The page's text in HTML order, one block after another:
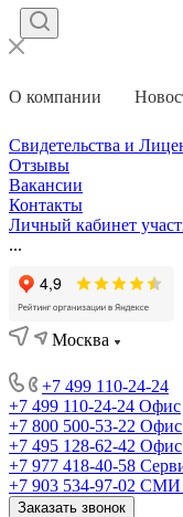
О компании
Свидетельства и
Отзывы
Вакансии
Контакты
Личный кабинет
...
Москва
+7 499 110-24-24
+7 499 110-24-24 Офис
+7 800 500-53-22 Офис
+7 495 128-62-42 Офис
+7 977 418-40-58
+7 903 534-97-02 СМИ
Заказать звонок